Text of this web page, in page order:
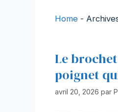
Home -
Le
poignet
avril 20, 2026 par